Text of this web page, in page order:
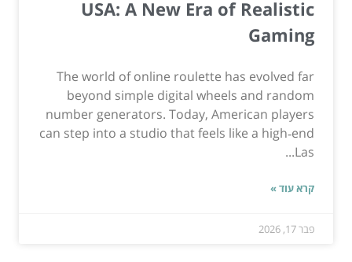
USA: A New Era of Realistic
Gaming
The world of online roulette has evolved far
beyond simple digital wheels and random
number generators. Today, American players
can step into a studio that feels like a high‑end
Las...
קרא עוד »
פבר 17, 2026